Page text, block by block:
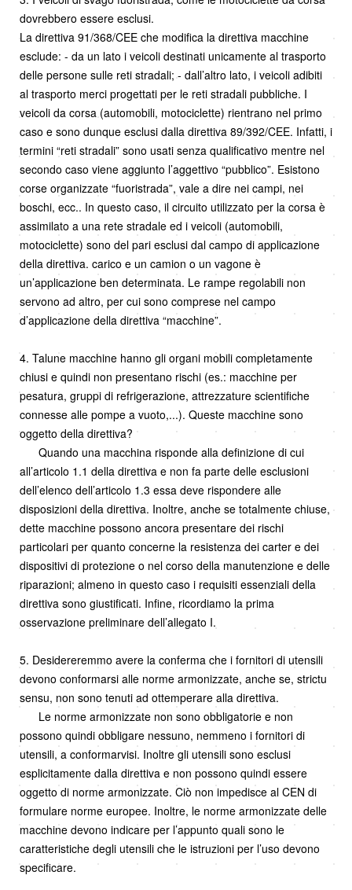
dovrebbero essere esclusi.
La direttiva 91/368/CEE che modifica la direttiva macchine
esclude: - da un lato i veicoli destinati unicamente al trasporto
delle persone sulle reti stradali; - dall’altro lato, i veicoli adibiti
al trasporto merci progettati per le reti stradali pubbliche. I
veicoli da corsa (automobili, motociclette) rientrano nel primo
caso e sono dunque esclusi dalla direttiva 89/392/CEE. Infatti, i
termini “reti stradali” sono usati senza qualificativo mentre nel
secondo caso viene aggiunto l’aggettivo “pubblico”. Esistono
corse organizzate “fuoristrada”, vale a dire nei campi, nei
boschi, ecc.. In questo caso, il circuito utilizzato per la corsa è
assimilato a una rete stradale ed i veicoli (automobili,
motociclette) sono del pari esclusi dal campo di applicazione
della direttiva. carico e un camion o un vagone è
un’applicazione ben determinata. Le rampe regolabili non
servono ad altro, per cui sono comprese nel campo
d’applicazione della direttiva “macchine”.
4. Talune macchine hanno gli organi mobili completamente
chiusi e quindi non presentano rischi (es.: macchine per
pesatura, gruppi di refrigerazione, attrezzature scientifiche
connesse alle pompe a vuoto,...). Queste macchine sono
oggetto della direttiva?
Quando una macchina risponde alla definizione di cui
all’articolo 1.1 della direttiva e non fa parte delle esclusioni
dell’elenco dell’articolo 1.3 essa deve rispondere alle
disposizioni della direttiva. Inoltre, anche se totalmente chiuse,
dette macchine possono ancora presentare dei rischi
particolari per quanto concerne la resistenza dei carter e dei
dispositivi di protezione o nel corso della manutenzione e delle
riparazioni; almeno in questo caso i requisiti essenziali della
direttiva sono giustificati. Infine, ricordiamo la prima
osservazione preliminare dell’allegato I.
5. Desidereremmo avere la conferma che i fornitori di utensili
devono conformarsi alle norme armonizzate, anche se, strictu
sensu, non sono tenuti ad ottemperare alla direttiva.
Le norme armonizzate non sono obbligatorie e non
possono quindi obbligare nessuno, nemmeno i fornitori di
utensili, a conformarvisi. Inoltre gli utensili sono esclusi
esplicitamente dalla direttiva e non possono quindi essere
oggetto di norme armonizzate. Ciò non impedisce al CEN di
formulare norme europee. Inoltre, le norme armonizzate delle
macchine devono indicare per l’appunto quali sono le
caratteristiche degli utensili che le istruzioni per l’uso devono
specificare.